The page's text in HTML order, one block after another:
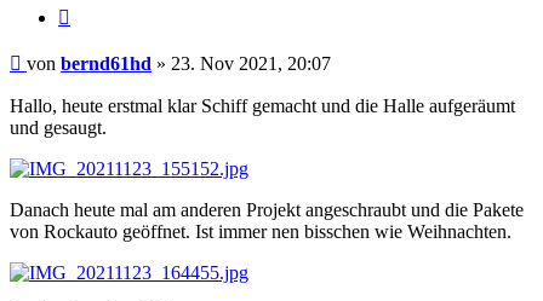
Beitrag
von bernd61hd » 23. Nov 2021, 20:07
Hallo, heute erstmal klar Schiff gemacht und die Halle aufgeräumt
und gesaugt.
Danach heute mal am anderen Projekt angeschraubt und die Pakete
von Rockauto geöffnet. Ist immer nen bisschen wie Weihnachten.